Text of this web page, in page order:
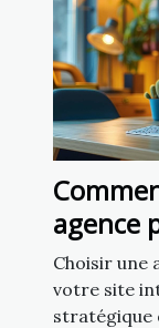
agence
votre
Choisir une
votre site
stratégique